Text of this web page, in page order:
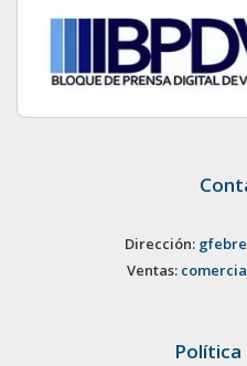
Dirección:
Ventas: